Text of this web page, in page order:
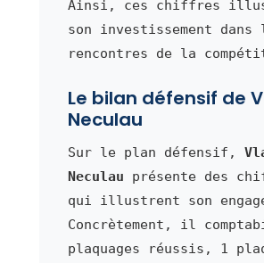
Ainsi, ces chiffres
son investissement dans
rencontres de la
Le bilan défensif de
Neculau
Sur le plan défensif,
Neculau présente des
qui illustrent son
Concrètement, il
plaquages réussis, 1